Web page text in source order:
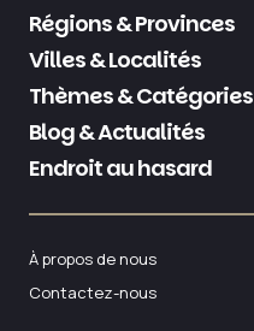
Régions & Provinces
Villes & Localités
Thèmes & Catégories
Blog & Actualités
Endroit au hasard
À propos de nous
Contactez-nous